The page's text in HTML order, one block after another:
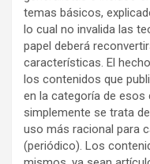
temas básicos,
lo cual no invalida las
papel deberá
características. El
los contenidos que
en la categoría de esos
simplemente se trata
uso más racional para
(periódico). Los